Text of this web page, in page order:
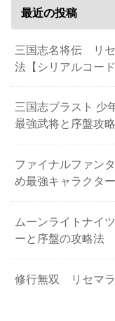
最近の投稿
三国志名将伝 リセ
法【シリアルコード
三国志ブラスト 少
最強武将と序盤攻
ファイナルファン
め最強キャラクタ
ムーンライトナイ
ーと序盤の攻略法
修行無双 リセマ